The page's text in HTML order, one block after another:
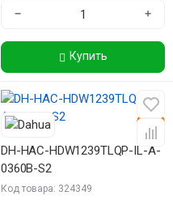
− +
Купить
DH-HAC-HDW1239TLQP-IL-A-
0360B-S2
Код товара: 324349